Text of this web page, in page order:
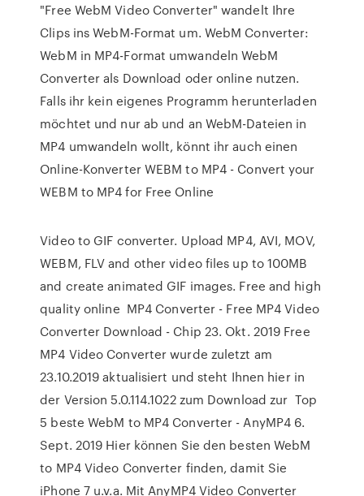
"Free WebM Video Converter" wandelt Ihre
Clips ins WebM-Format um. WebM Converter:
WebM in MP4-Format umwandeln WebM
Converter als Download oder online nutzen.
Falls ihr kein eigenes Programm herunterladen
möchtet und nur ab und an WebM-Dateien in
MP4 umwandeln wollt, könnt ihr auch einen
Online-Konverter WEBM to MP4 - Convert your
WEBM to MP4 for Free Online
Video to GIF converter. Upload MP4, AVI, MOV,
WEBM, FLV and other video files up to 100MB
and create animated GIF images. Free and high
quality online MP4 Converter - Free MP4 Video
Converter Download - Chip 23. Okt. 2019 Free
MP4 Video Converter wurde zuletzt am
23.10.2019 aktualisiert und steht Ihnen hier in
der Version 5.0.114.1022 zum Download zur Top
5 beste WebM to MP4 Converter - AnyMP4 6.
Sept. 2019 Hier können Sie den besten WebM
to MP4 Video Converter finden, damit Sie
iPhone 7 u.v.a. Mit AnyMP4 Video Converter